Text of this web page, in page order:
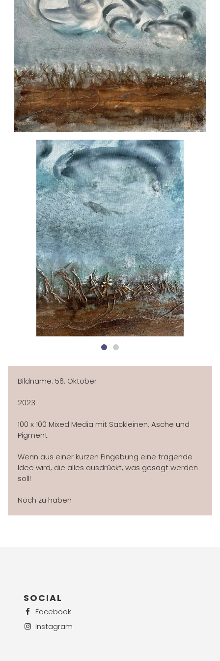
HOME
ÜBER MICH
AUSSTELLUNGEN
NEWSLETTER
GALERIE
IMPRESSIONEN
KONTAKT
Bildname: 56. Oktober
2023
100 x 100 Mixed Media mit Sackleinen, Asche und
Pigment
Wenn aus einer kurzen Eingebung eine tragende
Idee wird, die alles ausdrückt, was gesagt werden
soll!
Noch zu haben
SOCIAL
Facebook
Instagram